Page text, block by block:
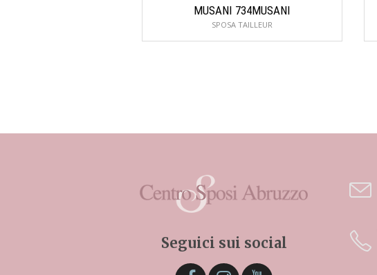
MUSANI 734MUSANI
SPOSA TAILLEUR
Seguici sui social